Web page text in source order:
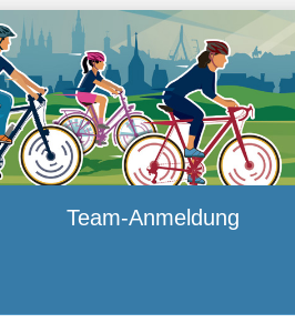
Team-Anmeldung